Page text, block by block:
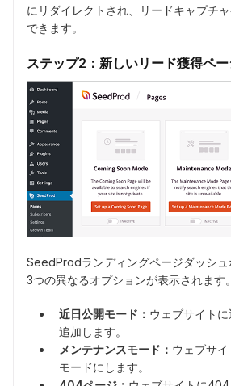
にリダイレクトされ、リードキャプチ
できます。
ステップ2：新しいリード獲得ペ
SeedProdランディングページダッシュ
3つの異なるオプションが表示されます。
近日公開モード： ウェブサイト
追加します。
メンテナンスモード： ウェブサ
モードにします。